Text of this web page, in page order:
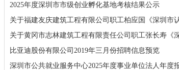
2025年度深圳市市级创业孵化基地考核结果公示
关于福建友庆建筑工程有限公司职工柏应国《深圳市
关于黄冈市志林建筑工程有限责任公司职工张长寿《
比亚迪股份有限公司2019年三月份招聘信息预览
深圳市公共就业服务中心2025年度事业单位法人年度